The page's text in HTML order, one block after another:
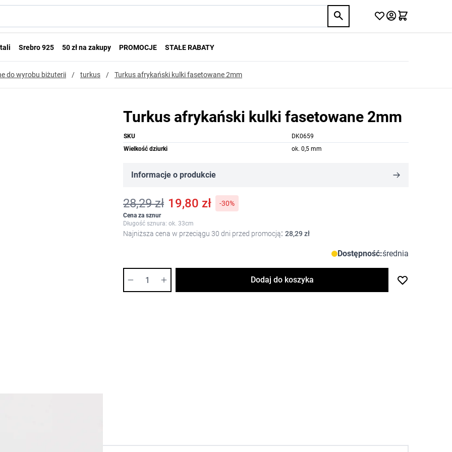
Srebro 925 50 zł na zakupy PROMOCJE STAŁE RABATY
do wyrobu biżuterii / turkus / Turkus afrykański kulki fasetowane 2mm
Turkus afrykański kulki fasetowane 2mm
SKU
DK0659
Wielkość dziurki
ok. 0,5 mm
Informacje o produkcie
28,29 zł 19,80 zł -30%
Cena za sznur
Długość sznura: ok. 33cm
Najniższa cena w przeciągu 30 dni przed promocją: 28,29 zł
Dostępność:średnia
Dodaj do koszyka